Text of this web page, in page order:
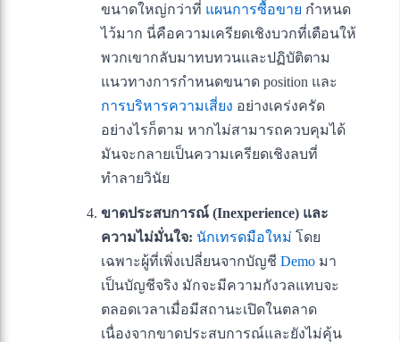
ขนาดใหญ่กว่าที่ แผนการซื้อขาย กำหนด
ไว้มาก นี่คือความเครียดเชิงบวกที่เตือนให้
พวกเขากลับมาทบทวนและปฏิบัติตาม
แนวทางการกำหนดขนาด position และ
การบริหารความเสี่ยง อย่างเคร่งครัด
อย่างไรก็ตาม หากไม่สามารถควบคุมได้
มันจะกลายเป็นความเครียดเชิงลบที่
ทำลายวินัย
ขาดประสบการณ์ (Inexperience) และ
ความไม่มั่นใจ: นักเทรดมือใหม่ โดย
เฉพาะผู้ที่เพิ่งเปลี่ยนจากบัญชี Demo มา
เป็นบัญชีจริง มักจะมีความกังวลแทบจะ
ตลอดเวลาเมื่อมีสถานะเปิดในตลาด
เนื่องจากขาดประสบการณ์และยังไม่คุ้น